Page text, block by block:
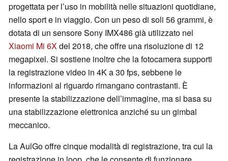
progettata per l’uso in mobilità nelle situazioni quotidiane,
nello sport e in viaggio. Con un peso di soli 56 grammi, è
dotata di un sensore Sony IMX486 già utilizzato nel
Xiaomi Mi 6Xdel 2018, che offre una risoluzione di 12
megapixel. Si sostiene inoltre che la fotocamera supporti
la registrazione video in 4K a 30 fps, sebbene le
informazioni al riguardo rimangano contrastanti. È
presente la stabilizzazione dell’immagine, ma si basa su
una stabilizzazione elettronica anziché su un gimbal
meccanico.
La AulGo offre cinque modalità di registrazione, tra cui la